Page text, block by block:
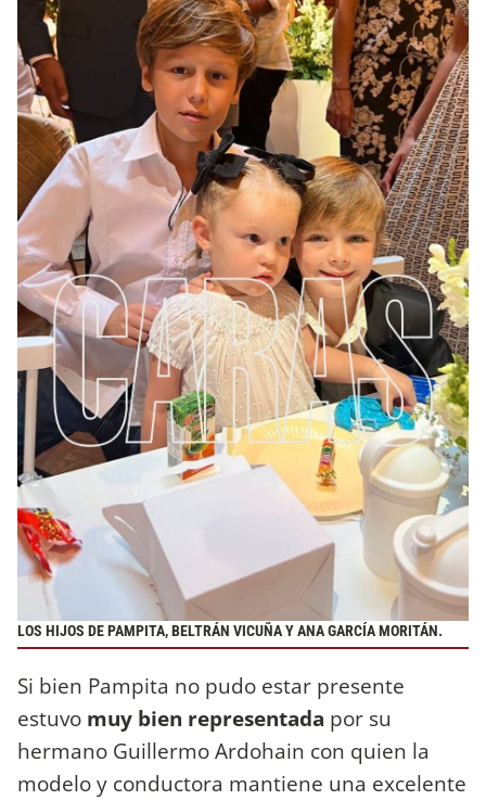
LOS HIJOS DE PAMPITA, BELTRÁN VICUÑA Y ANA GARCÍA MORITÁN.
Si bien Pampita no pudo estar presente
estuvo muy bien representada por su
hermano Guillermo Ardohain con quien la
modelo y conductora mantiene una excelente